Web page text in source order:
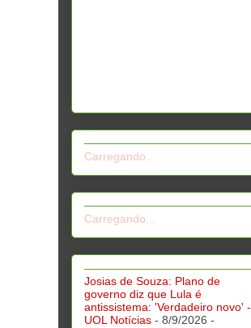
Carregando...
Carregando...
Josias de Souza: Plano de
governo diz que Lula é
antissistema: 'Verdadeiro novo' -
UOL Notícias - 8/9/2026 -